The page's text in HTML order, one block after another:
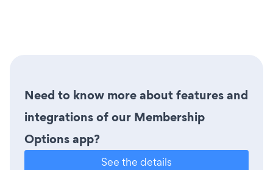
Need to know more about features and
integrations of our Membership
Options app?
See the details